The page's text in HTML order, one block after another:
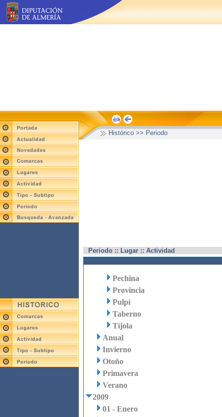
Histórico >> Periodo
Periodo :: Lugar :: Actividad
Pechina
Provincia
Pulpí
Taberno
Tíjola
Anual
Invierno
Otoño
Primavera
Verano
2009
01 - Enero